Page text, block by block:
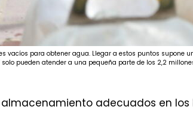
vacíos para obtener agua. Llegar a estos puntos supone
pueden atender a una pequeña parte de los 2,2
adecuados en